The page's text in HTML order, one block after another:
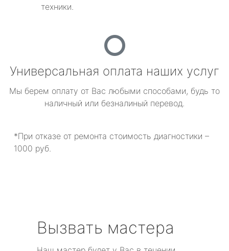
техники.
Универсальная оплата наших услуг
Мы берем оплату от Вас любыми способами, будь то
наличный или безналиный перевод.
*При отказе от ремонта стоимость диагностики –
1000 руб.
Вызвать мастера